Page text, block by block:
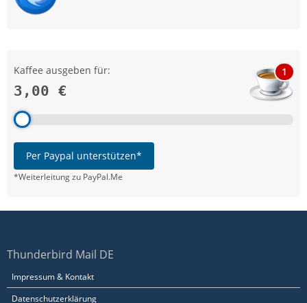
Kaffee ausgeben für:
3,00 €
1
Per Paypal unterstützen*
*Weiterleitung zu PayPal.Me
Thunderbird Mail DE
Impressum & Kontakt
Datenschutzerklärung